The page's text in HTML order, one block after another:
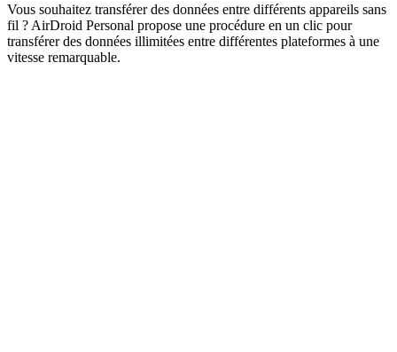
Vous souhaitez transférer des données entre différents appareils sans
fil ? AirDroid Personal propose une procédure en un clic pour
transférer des données illimitées entre différentes plateformes à une
vitesse remarquable.